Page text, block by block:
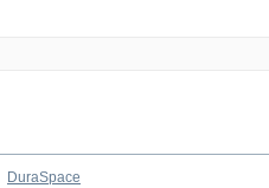
DuraSpace